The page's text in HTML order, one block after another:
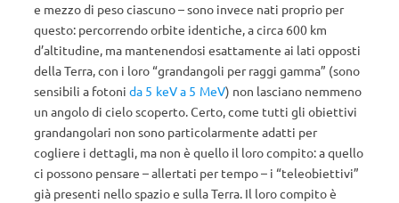
e mezzo di peso ciascuno – sono invece nati proprio per
questo: percorrendo orbite identiche, a circa 600 km
d’altitudine, ma mantenendosi esattamente ai lati opposti
della Terra, con i loro “grandangoli per raggi gamma” (sono
sensibili a fotoni da 5 keV a 5 MeV) non lasciano nemmeno
un angolo di cielo scoperto. Certo, come tutti gli obiettivi
grandangolari non sono particolarmente adatti per
cogliere i dettagli, ma non è quello il loro compito: a quello
ci possono pensare – allertati per tempo – i “teleobiettivi”
già presenti nello spazio e sulla Terra. Il loro compito è